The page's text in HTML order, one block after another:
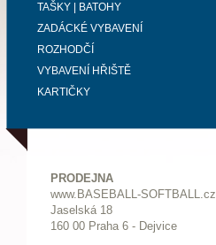
TAŠKY | BATOHY
ZADÁCKÉ VYBAVENÍ
ROZHODČÍ
VYBAVENÍ HŘIŠTĚ
KARTIČKY
PRODEJNA
www.BASEBALL-SOFTBALL.cz
Jaselská 18
160 00 Praha 6 - Dejvice